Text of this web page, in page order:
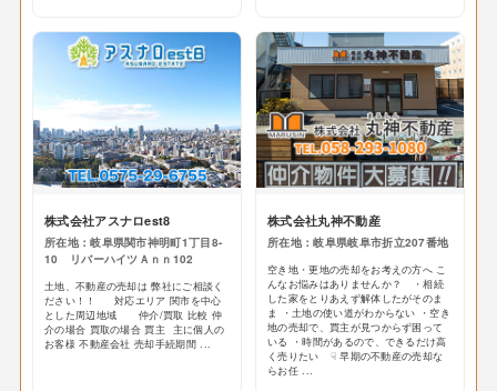
株式会社アスナロest8
所在地：岐阜県関市神明町1丁目8-
10 リバーハイツＡｎｎ102
土地、不動産の売却は 弊社にご相談く
ださい！！ 対応エリア 関市を中心
とした周辺地域 仲介/買取 比較 仲
介の場合 買取の場合 買主 主に個人の
お客様 不動産会社 売却手続期間 ...
株式会社丸神不動産
所在地：岐阜県岐阜市折立207番地
空き地・更地の売却をお考えの方へ こ
んなお悩みはありませんか？ ・相続
した家をとりあえず解体したがそのま
ま ・土地の使い道がわからない ・空き
地の売却で、買主が見つからず困って
いる ・時間があるので、できるだけ高
く売りたい ☟ 早期の不動産の売却な
らお任 ...